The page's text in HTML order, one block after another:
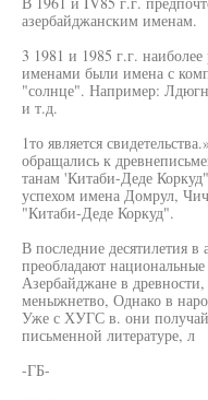
азербайджанским именам.
3 1981 и 1985 г.г.
именами были имена с
"солнце". Например:
и т.д.
1то является
обращались к
танам 'Китаби-Деде
успехом имена Домрул,
"Китаби-Деде Коркуд".
В последние десятилетия в
преобладают
Азербайджане в
меныжнетво, Однако в
Уже с ХУГС в. они
письменной литературе, л
-ГБ-